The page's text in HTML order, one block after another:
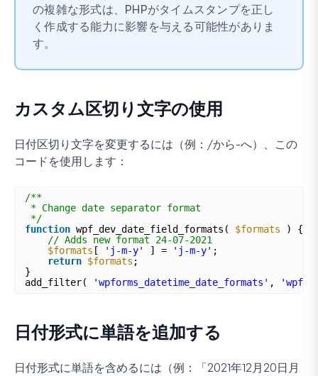
の複雑な形式は、PHPがタイムスタンプを正し
く作成する能力に影響を与える可能性がありま
す。
カスタム区切り文字の使用
日付区切り文字を変更するには（例：/から-へ）、この
コードを使用します：
/**
* Change date separator format
*/
function wpf_dev_date_field_formats( $formats
) {
// Adds new format 24-07-2021
$formats [ 'j-m-y' ] = 'j-m-y' ;
return $formats ;
}
add_filter(
'wpforms_datetime_date_formats' ,
日付形式に単語を追加する
日付形式に単語を含めるには（例：「2021年12月20日月